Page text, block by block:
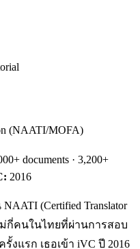
(NAATI/MOFA)
documents · 3,200+
2016
(Certified Translator
กี่คนในไทยที่ผ่านการสอบ
รั้งแรก เธอเข้า iVC ปี 2016